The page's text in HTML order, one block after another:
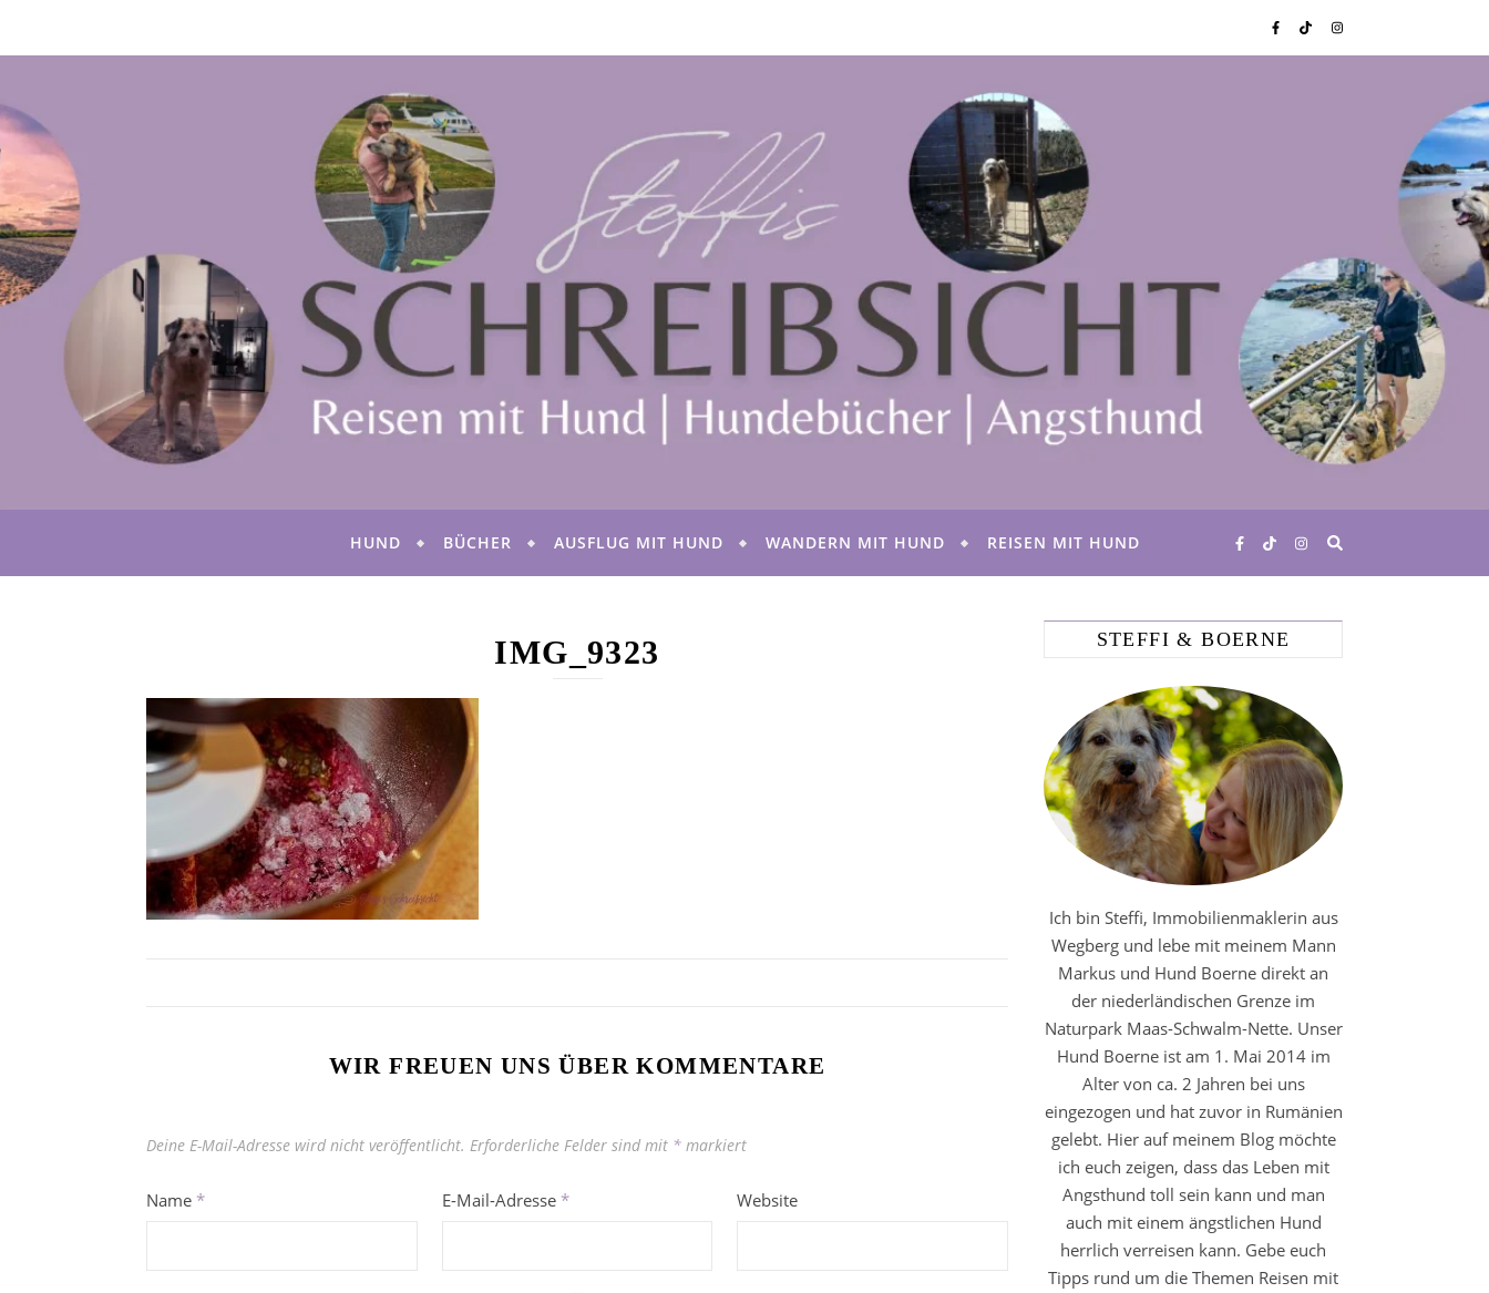
HUND BÜCHER AUSFLUG MIT HUND WANDERN MIT HUND REISEN MIT HUND
IMG_9323
WIR FREUEN UNS ÜBER KOMMENTARE
Deine E-Mail-Adresse wird nicht veröffentlicht. Erforderliche Felder sind mit * markiert
Name * E-Mail-Adresse * Website
STEFFI & BOERNE
Ich bin Steffi, Immobilienmaklerin aus
Wegberg und lebe mit meinem Mann
Markus und Hund Boerne direkt an
der niederländischen Grenze im
Naturpark Maas-Schwalm-Nette. Unser
Hund Boerne ist am 1. Mai 2014 im
Alter von ca. 2 Jahren bei uns
eingezogen und hat zuvor in Rumänien
gelebt. Hier auf meinem Blog möchte
ich euch zeigen, dass das Leben mit
Angsthund toll sein kann und man
auch mit einem ängstlichen Hund
herrlich verreisen kann. Gebe euch
Tipps rund um die Themen Reisen mit